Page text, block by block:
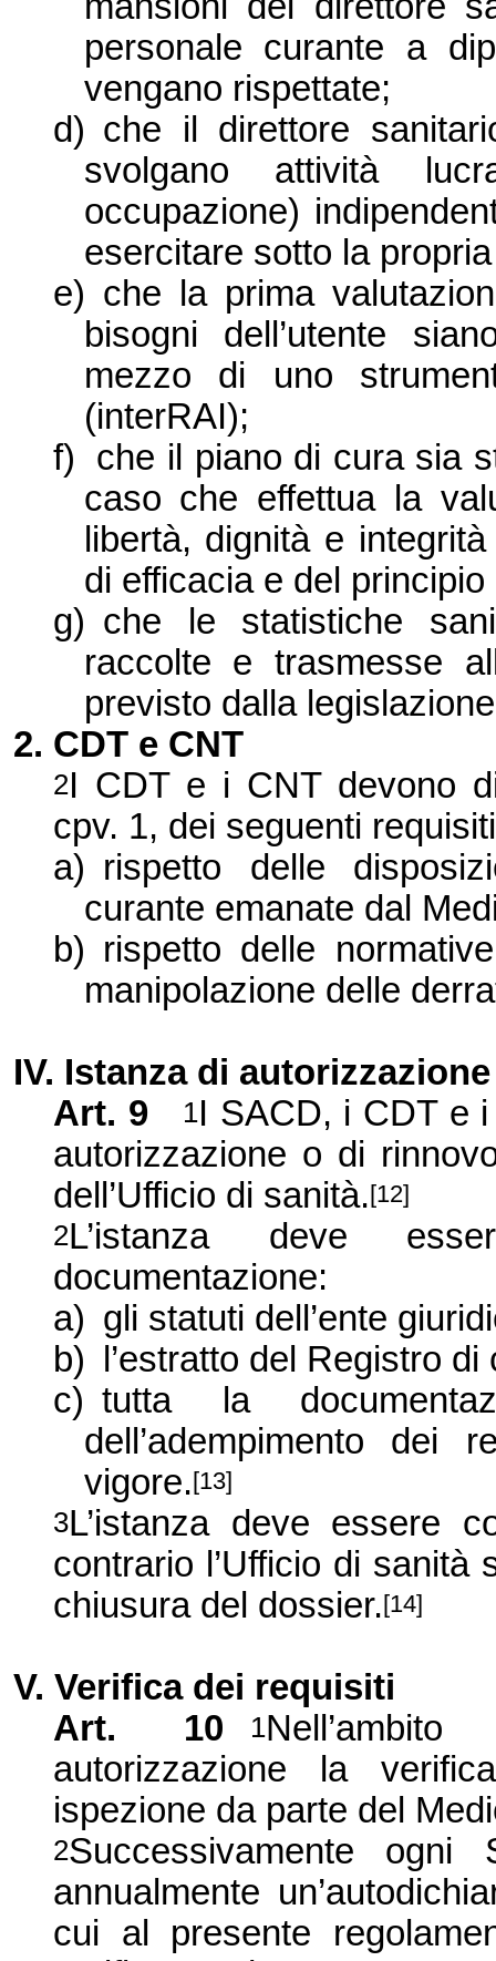
personale curante a
vengano rispettate;
d) che il direttore
svolgano attività
occupazione)
esercitare sotto la
e) che la prima
bisogni dell’utente
mezzo di uno
(interRAI);
f)
che il piano di cura sia
caso che effettua la
libertà, dignità e
di efficacia e del
g) che le statistiche
raccolte e trasmesse
previsto dalla
2. CDT e CNT
2I CDT e i CNT devono
cpv. 1, dei seguenti
a) rispetto delle
curante emanate dal
b) rispetto delle
manipolazione delle
IV. Istanza di autorizzazione
Art. 9
1I SACD, i CDT e i
autorizzazione o di
dell’Ufficio di sanità.[12]
2L’istanza deve
documentazione:
a) gli statuti dell’ente
b)
l’estratto del Registro
c) tutta la
dell’adempimento dei
vigore.[13]
3L’istanza deve essere
contrario l’Ufficio di
chiusura del dossier.[14]
V. Verifica dei requisiti
Art. 10
1
autorizzazione la
ispezione da parte del
2Successivamente
annualmente
cui al presente